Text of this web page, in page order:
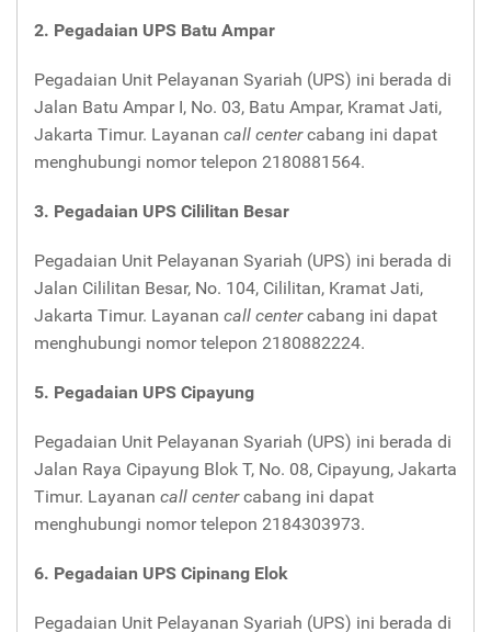
2. Pegadaian UPS Batu Ampar
Pegadaian Unit Pelayanan Syariah (UPS) ini berada di
Jalan Batu Ampar I, No. 03, Batu Ampar, Kramat Jati,
Jakarta Timur. Layanan call center cabang ini dapat
menghubungi nomor telepon 2180881564.
3. Pegadaian UPS Cililitan Besar
Pegadaian Unit Pelayanan Syariah (UPS) ini berada di
Jalan Cililitan Besar, No. 104, Cililitan, Kramat Jati,
Jakarta Timur. Layanan call center cabang ini dapat
menghubungi nomor telepon 2180882224.
5. Pegadaian UPS Cipayung
Pegadaian Unit Pelayanan Syariah (UPS) ini berada di
Jalan Raya Cipayung Blok T, No. 08, Cipayung, Jakarta
Timur. Layanan call center cabang ini dapat
menghubungi nomor telepon 2184303973.
6. Pegadaian UPS Cipinang Elok
Pegadaian Unit Pelayanan Syariah (UPS) ini berada di